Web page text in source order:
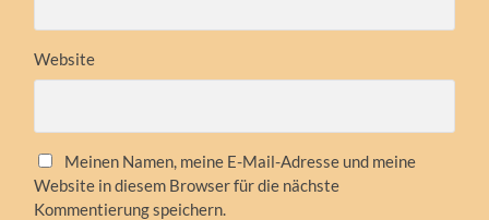
Website
Meinen Namen, meine E-Mail-Adresse und meine
Website in diesem Browser für die nächste
Kommentierung speichern.